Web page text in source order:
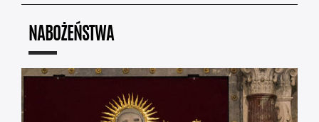
NABOŻEŃSTWA